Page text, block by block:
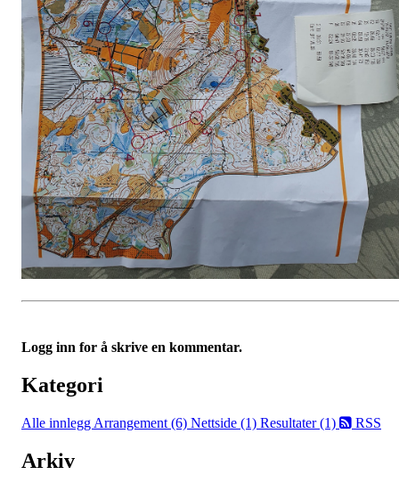
Logg inn for å skrive en kommentar.
Kategori
Alle innlegg Arrangement (6) Nettside (1) Resultater (1) RSS
Arkiv